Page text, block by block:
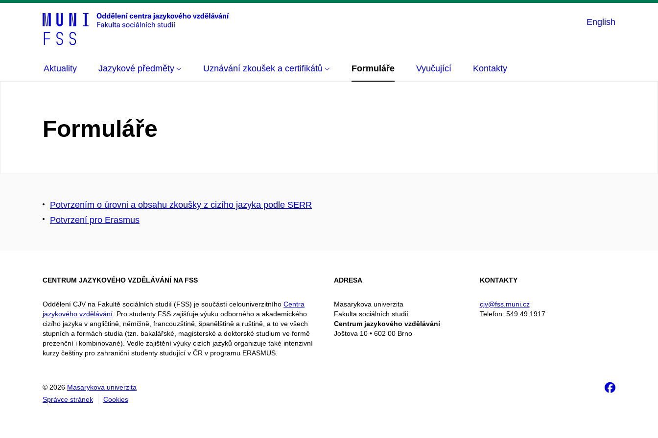
English
Aktuality Jazykové předměty Uznávání zkoušek a certifikátů Formuláře Vyučující Kontakty
Formuláře
Potvrzením o úrovni a obsahu zkoušky z cizího jazyka podle SERR
Potvrzení pro Erasmus
CENTRUM JAZYKOVÉHO VZDĚLÁVÁNÍ NA FSS
Oddělení CJV na Fakultě sociálních studií (FSS) je součástí celouniverzitního Centra
jazykového vzdělávání . Pro studenty FSS zajišťuje výuku odborného a akademického
cizího jazyka v angličtině, němčině, francouzštině, španělštině a ruštině, a to ve všech
stupních a formách studia (tzn. bakalářské, magisterské a doktorské studium ve formě
prezenční i kombinované). Vedle zajištění výuky cizích jazyků organizuje také intenzivní
kurzy češtiny pro zahraniční studenty studující v ČR v programu ERASMUS.
ADRESA
Masarykova univerzita
Fakulta sociálních studií
Centrum jazykového vzdělávání
Joštova 10 • 602 00 Brno
KONTAKTY
cjv@fss.muni.cz
Telefon: 549 49 1917
© 2026 Masarykova univerzita
Správce stránek
Cookies